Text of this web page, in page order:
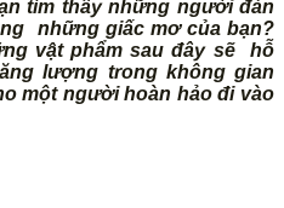
tìm thấy những người đàn
những giấc mơ của bạn?
vật phẩm sau đây sẽ hỗ
lượng trong không gian
một người hoàn hảo đi vào